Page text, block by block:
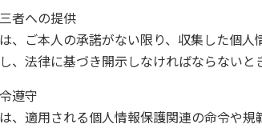
者への提供
、ご本人の承諾がない限り、収集した個人
、法律に基づき開示しなければならないと
遵守
、適用される個人情報保護関連の命令や規